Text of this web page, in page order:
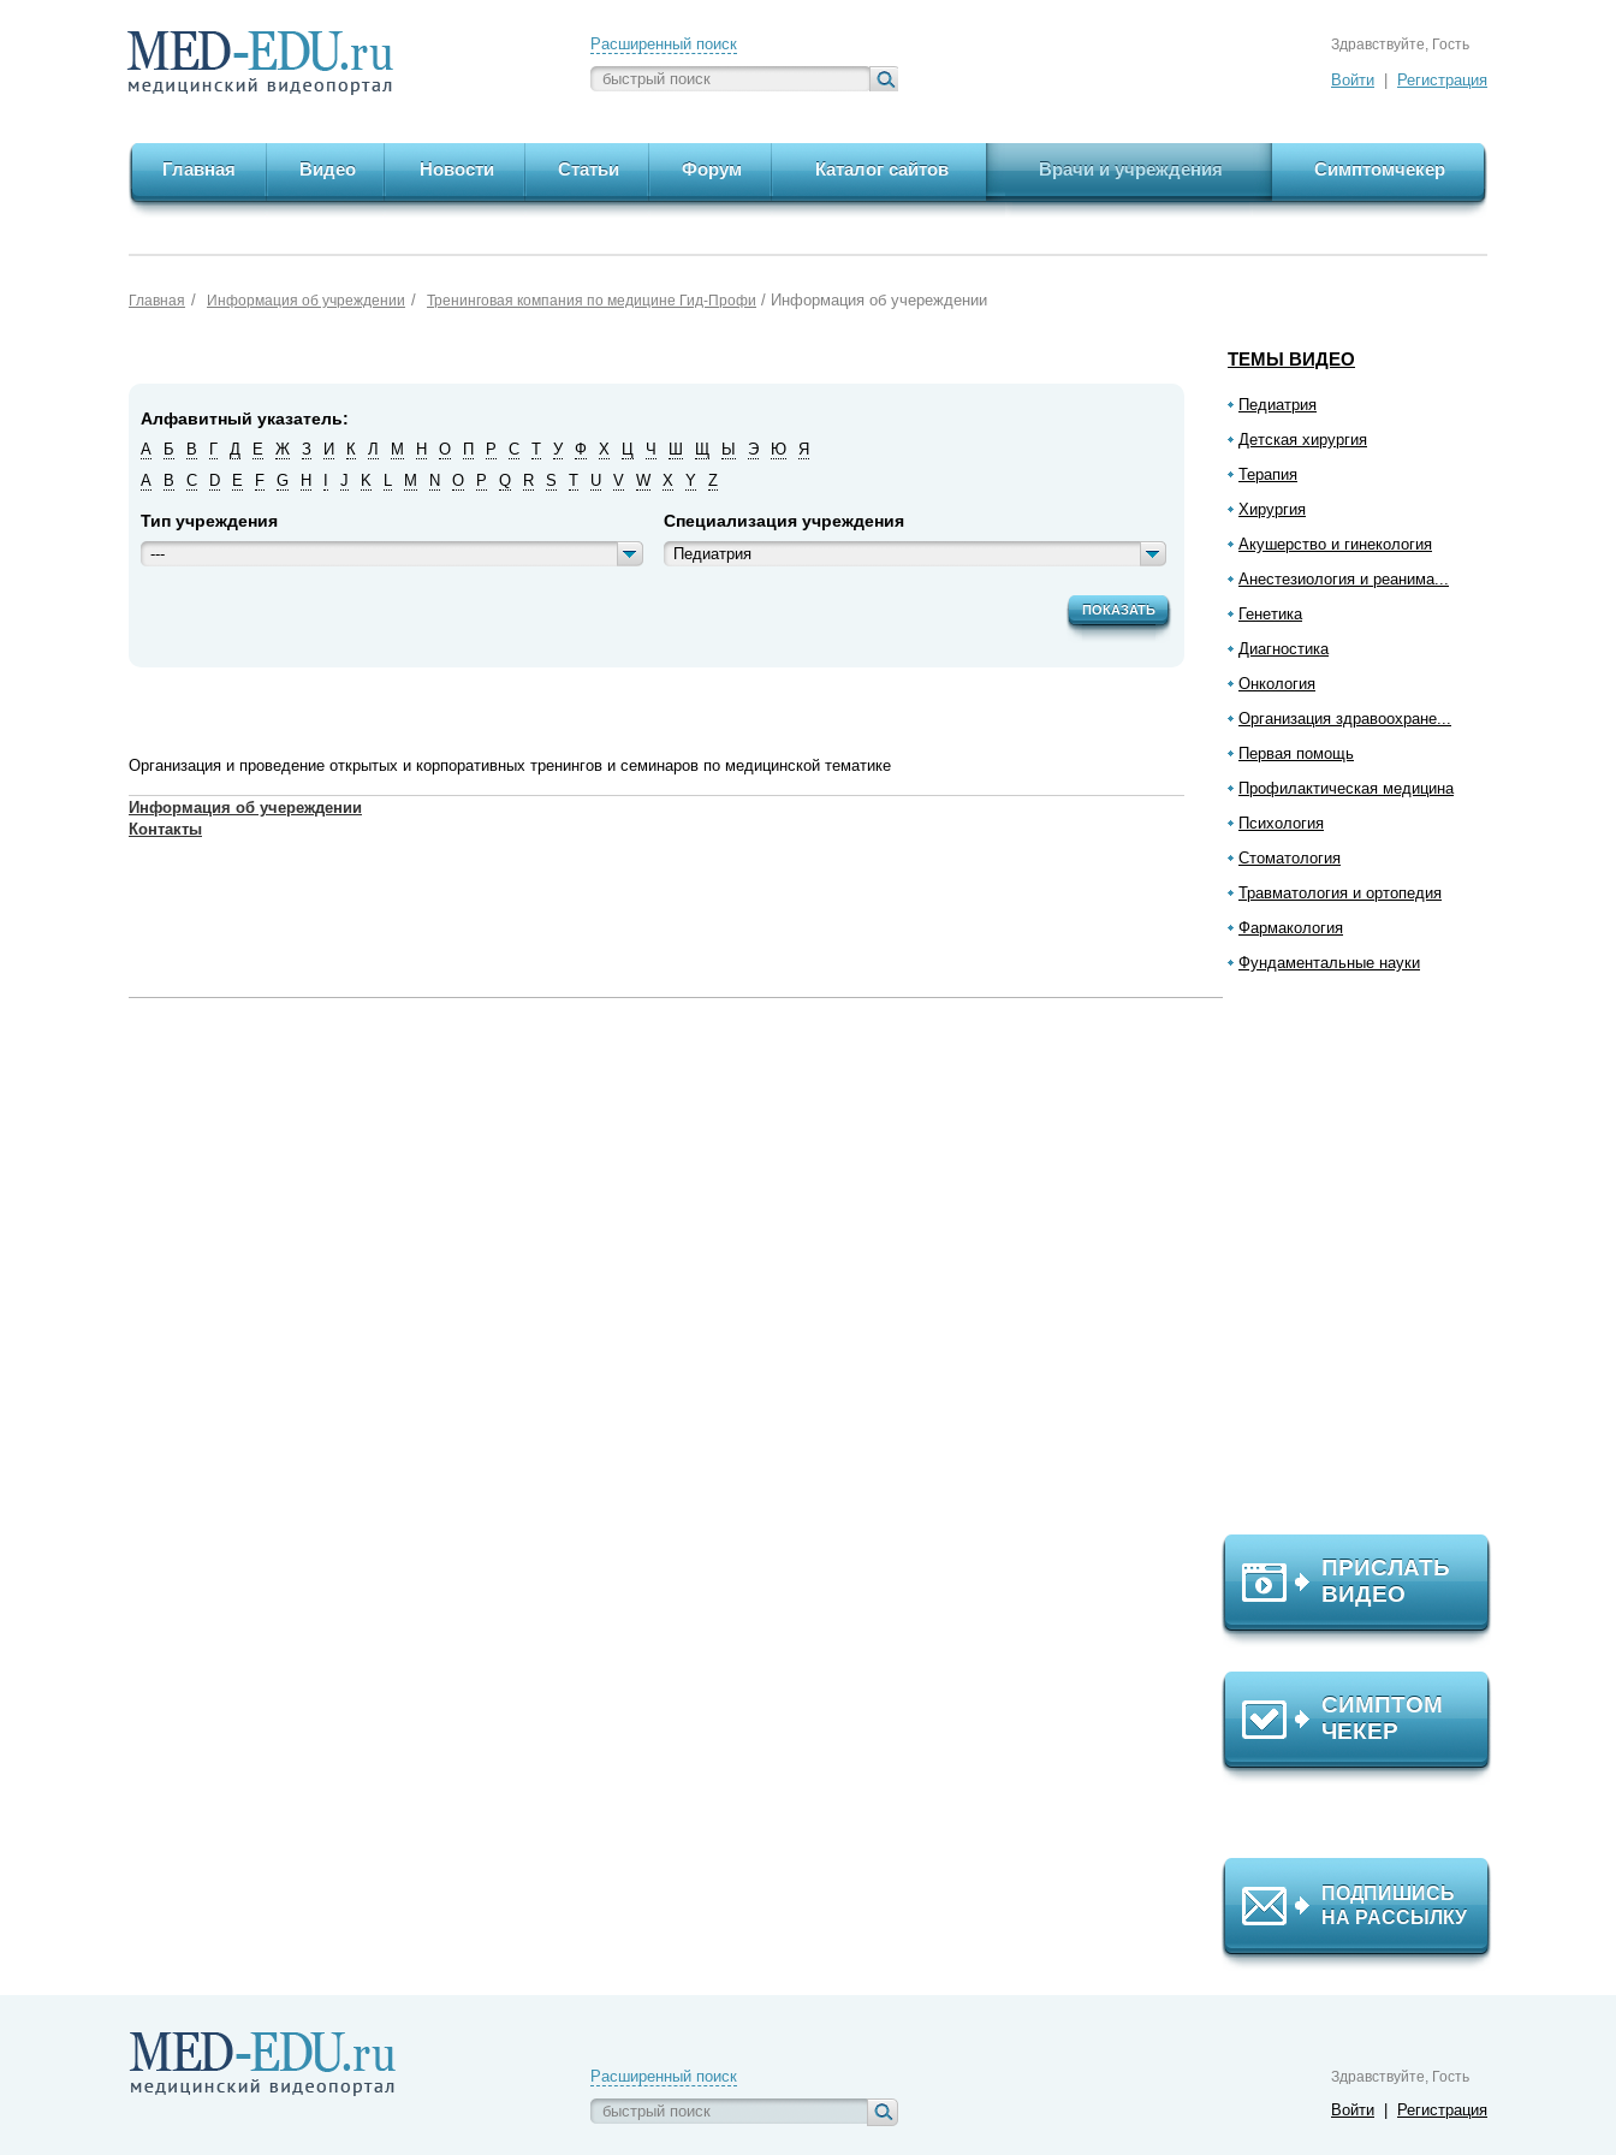
Расширенный поиск Здравствуйте, Гость
Войти Регистрация
Главная Видео Новости Статьи Форум Каталог сайтов Врачи и учреждения Симптомчекер
ТЕМЫ ВИДЕО
Педиатрия
Детская хирургия
Терапия
Хирургия
Акушерство и гинекология
Анестезиология и реанима...
Генетика
Диагностика
Онкология
Организация здравоохране...
Первая помощь
Профилактическая медицина
Психология
Стоматология
Травматология и ортопедия
Фармакология
Фундаментальные науки
ПРИСЛАТЬ
ВИДЕО
СИМПТОМ
ЧЕКЕР
ПОДПИШИСЬ
НА РАССЫЛКУ
Главная / Информация об учреждении / Тренинговая компания по медицине Гид-Профи / Информация об учереждении
Алфавитный указатель:
А Б В Г Д Е Ж З И К Л М Н О П Р С Т У Ф Х Ц Ч Ш Щ Ы Э Ю
Я
A
B C D E F G H J K L M N O P Q R S T U V W X Y Z
Тип учреждения
---
Специализация учреждения
Педиатрия
ПОКАЗАТЬ
Организация и проведение открытых и корпоративных тренингов и семинаров по медицинской тематике
Информация об учереждении
Контакты
Расширенный поиск Здравствуйте, Гость
Войти Регистрация